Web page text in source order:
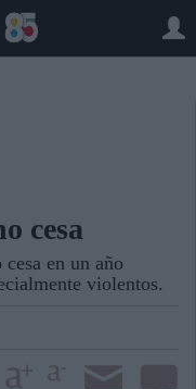
cesa
en un año
violentos.